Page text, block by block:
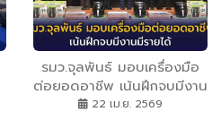
รมว.จุลพันธ์ มอบเครื่องมือ
ต่อยอดอาชีพ เน้นฝึกจบมีงาน
มีรายได้
22 เม.ย. 2569